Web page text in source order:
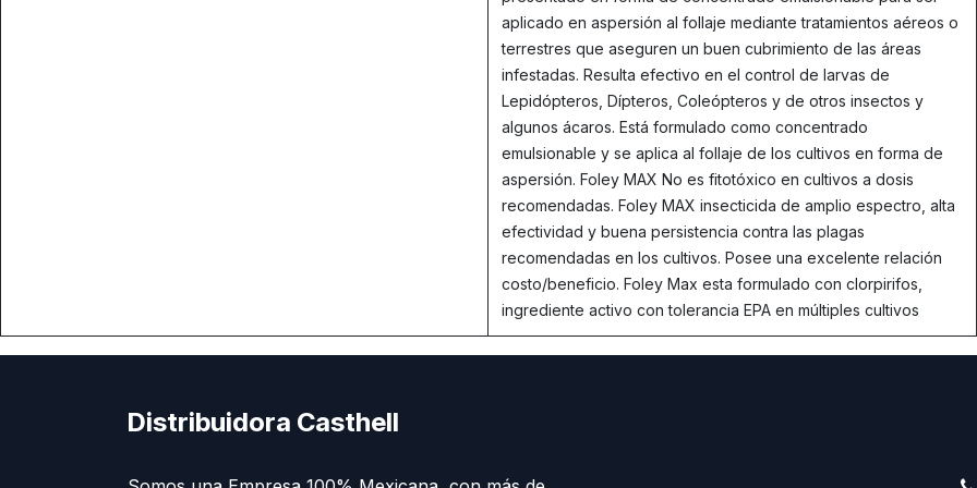
aplicado en aspersión al follaje mediante tratamientos aéreos o
terrestres que aseguren un buen cubrimiento de las áreas
infestadas. Resulta efectivo en el control de larvas de
Lepidópteros, Dípteros, Coleópteros y de otros insectos y
algunos ácaros. Está formulado como concentrado
emulsionable y se aplica al follaje de los cultivos en forma de
aspersión. Foley MAX No es fitotóxico en cultivos a dosis
recomendadas. Foley MAX insecticida de amplio espectro, alta
efectividad y buena persistencia contra las plagas
recomendadas en los cultivos. Posee una excelente relación
costo/beneficio. Foley Max esta formulado con clorpirifos,
ingrediente activo con tolerancia EPA en múltiples cultivos
Distribuidora Casthell